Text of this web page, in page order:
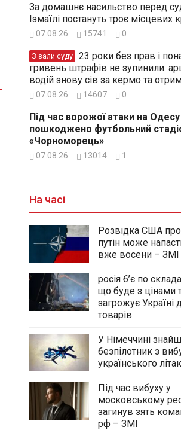
За домашнє насильство перед
Ізмаїлі постануть троє місцевих
07.08.26 15741 0
З зали суду
гривень штрафів не зупинили:
водій знову сів за кермо та
07.08.26 14607 0
Під час ворожої атаки на Одесу
пошкоджено футбольний
«Чорноморець»
07.08.26 13014 1
На часі
Розвідка США
путін може
вже восени – ЗМІ
росія б’є по
що буде з цінами
загрожує Україні
товарів
У Німеччині
безпілотник з
українського
Під час вибуху у
московському
загинув зять
рф – ЗМІ